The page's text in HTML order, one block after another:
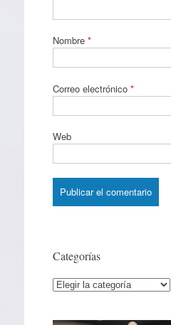
Nombre *
Correo electrónico *
Web
Categorías
Categorías